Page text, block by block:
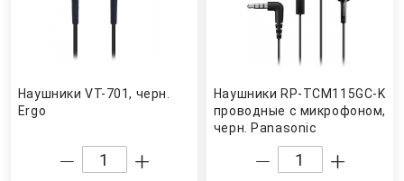
Наушники VT-701, черн.
Ergo
Наушники RP-TCM115GC-K
проводные с микрофоном,
черн. Panasonic